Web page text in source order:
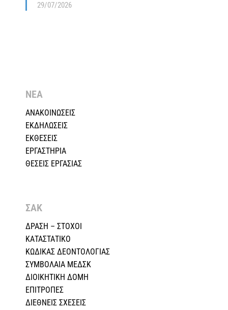
29/07/2026
ΝΕΑ
ΑΝΑΚΟΙΝΩΣΕΙΣ
ΕΚΔΗΛΩΣΕΙΣ
ΕΚΘΕΣΕΙΣ
ΕΡΓΑΣΤΗΡΙΑ
ΘΕΣΕΙΣ ΕΡΓΑΣΙΑΣ
ΣΑΚ
ΔΡΑΣΗ – ΣΤΟΧΟΙ
ΚΑΤΑΣΤΑΤΙΚΟ
ΚΩΔΙΚΑΣ ΔΕΟΝΤΟΛΟΓΙΑΣ
ΣΥΜΒΟΛΑΙΑ ΜΕΔΣΚ
ΔΙΟΙΚΗΤΙΚΗ ΔΟΜΗ
ΕΠΙΤΡΟΠΕΣ
ΔΙΕΘΝΕΙΣ ΣΧΕΣEIΣ